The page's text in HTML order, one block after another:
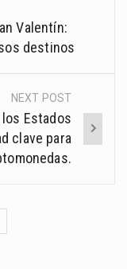
Valentín:
destinos
NEXT POST
los Estados
clave para